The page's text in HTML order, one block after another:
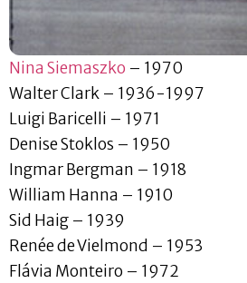
Nina Siemaszko – 1970
Walter Clark – 1936-1997
Luigi Baricelli – 1971
Denise Stoklos – 1950
Ingmar Bergman – 1918
William Hanna – 1910
Sid Haig – 1939
Renée de Vielmond – 1953
Flávia Monteiro – 1972